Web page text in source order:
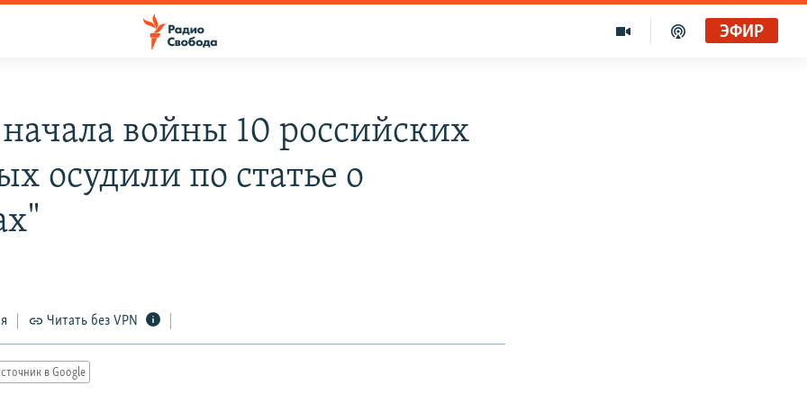
ЭФИР
войны 10 российских
осудили по статье о
Читать без VPN
в Google